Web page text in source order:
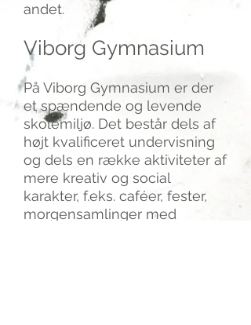
andet.
Viborg Gymnasium
På Viborg Gymnasium er der
et spændende og levende
skolemiljø. Det består dels af
højt kvalificeret undervisning
og dels en række aktiviteter af
mere kreativ og social
karakter, f.eks. caféer, fester,
morgensamlinger med